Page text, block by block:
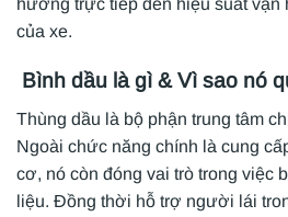
hưởng trực tiếp đến hiệu suất vận
của xe.
Bình dầu là gì & Vì sao nó
Thùng dầu là bộ phận trung tâm
Ngoài chức năng chính là cung
cơ, nó còn đóng vai trò trong việc
liệu. Đồng thời hỗ trợ người lái